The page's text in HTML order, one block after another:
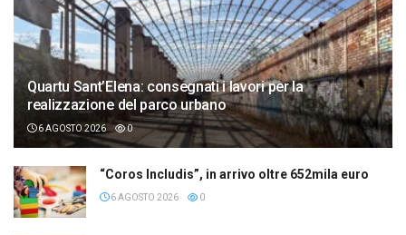
Quartu Sant’Elena: consegnati i lavori per la
realizzazione del parco urbano
6 AGOSTO 2026 0
“Coros Includis”, in arrivo oltre 652mila euro
6 AGOSTO 2026 0